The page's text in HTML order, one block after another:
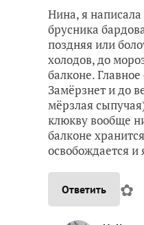
Нина, я
брусника
поздняя или
холодов, до
балконе.
Замёрзнет и до
мёрзлая
клюкву вообще
балконе
освобождается и
Ответить ✿